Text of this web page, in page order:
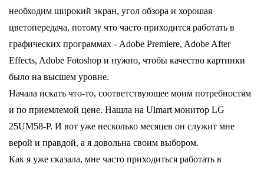
необходим широкий экран, угол обзора и хорошая
цветопередача, потому что часто приходится работать в
графических программах - Adobe Premiere, Adobe After
Effects, Adobe Fotoshop и нужно, чтобы качество картинки
было на высшем уровне.
Начала искать что-то, соответствующее моим потребностям
и по приемлемой цене. Нашла на Ulmart монитор LG
25UM58-P. И вот уже несколько месяцев он служит мне
верой и правдой, а я довольна своим выбором.
Как я уже сказала, мне часто приходиться работать в